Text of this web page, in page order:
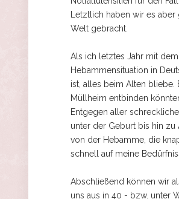
Letztlich haben wir es
Welt gebracht.
Als ich letztes Jahr mit
Hebammensituation in
ist, alles beim Alten bliebe.
Müllheim entbinden
Entgegen aller
unter der Geburt bis hin zu
von der Hebamme, die
schnell auf meine
Abschließend können wir
uns aus in 40 - bzw. unter